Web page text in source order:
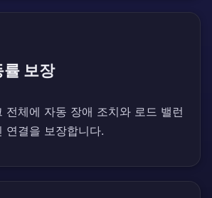
보장
전체에 자동 장애 조치와 로드 밸런
연결을 보장합니다.